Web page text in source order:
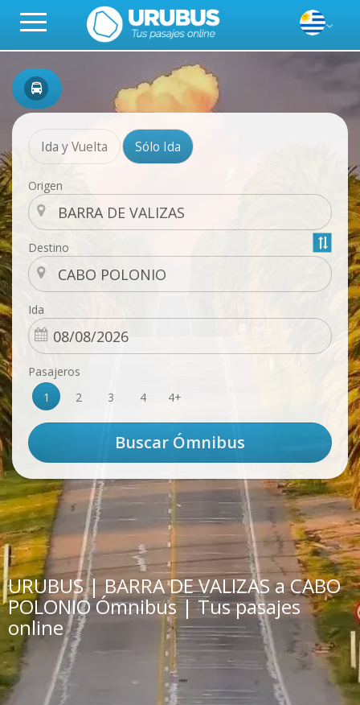
Ida y Vuelta Sólo Ida
Origen
Destino
Ida
Pasajeros
1
2 3 4 4+
URUBUS | BARRA DE VALIZAS a CABO
POLONIO Ómnibus | Tus pasajes
online